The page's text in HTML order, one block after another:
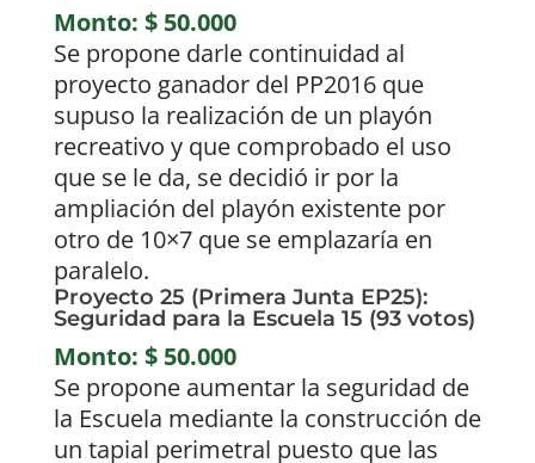
Monto: $ 50.000
Se propone darle continuidad al
proyecto ganador del PP2016 que
supuso la realización de un playón
recreativo y que comprobado el uso
que se le da, se decidió ir por la
ampliación del playón existente por
otro de 10×7 que se emplazaría en
paralelo.
Proyecto 25 (Primera Junta EP25):
Seguridad para la Escuela 15 (93 votos)
Monto: $ 50.000
Se propone aumentar la seguridad de
la Escuela mediante la construcción de
un tapial perimetral puesto que las